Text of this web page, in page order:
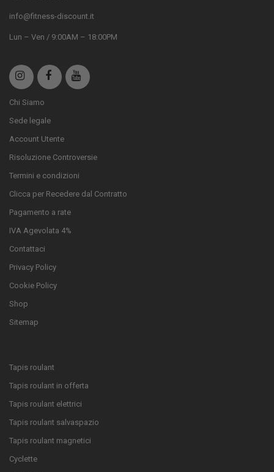
info@fitness-discount.it
Lun – Ven / 9:00AM – 18:00PM
Chi Siamo
Sede legale
Account Utente
Risoluzione Controversie
Termini e condizioni
Clicca per Recedere dal Contratto
Pagamento a rate
IVA Agevolata 4%
Contattaci
Privacy Policy
Cookie Policy
Shop
Sitemap
Tapis roulant
Tapis roulant in offerta
Tapis roulant elettrici
Tapis roulant salvaspazio
Tapis roulant magnetici
Cyclette